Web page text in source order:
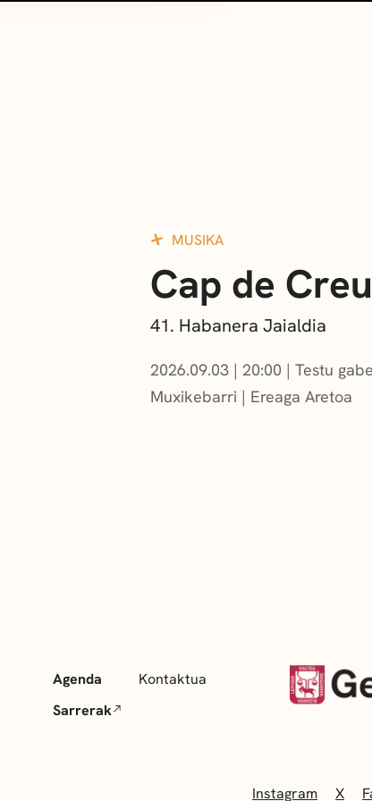
MUSIKA
Cap de
41. Habanera Jaialdia
2026.09.03 | 20:00
Testu gabe
Muxikebarri | Ereaga Aretoa
Agenda
Sarrerak
Kontaktua
Instagram X